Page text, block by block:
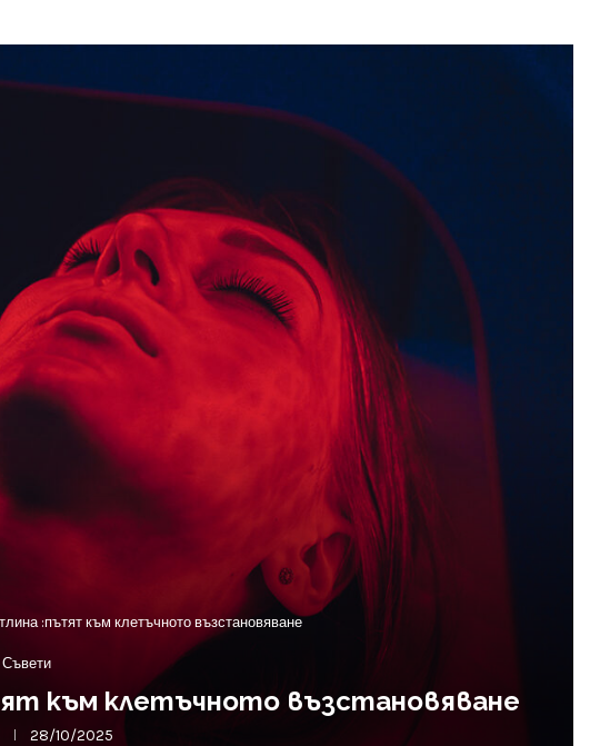
:пътят към клетъчното възстановяване
Съвети
към клетъчното възстановяване
28/10/2025